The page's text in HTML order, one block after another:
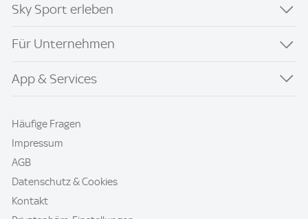
Sky Sport erleben
Für Unternehmen
App & Services
Häufige Fragen
Impressum
AGB
Datenschutz & Cookies
Kontakt